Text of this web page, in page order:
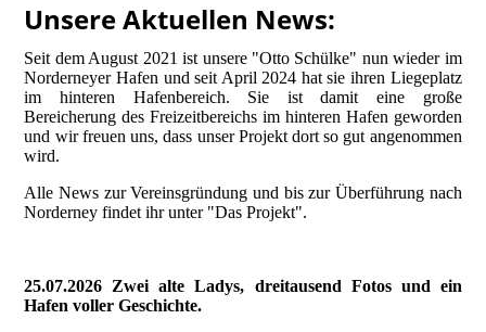
Unsere Aktuellen News:
Seit dem August 2021 ist unsere "Otto Schülke" nun wieder im
Norderneyer Hafen und seit April 2024 hat sie ihren Liegeplatz
im hinteren Hafenbereich. Sie ist damit eine große
Bereicherung des Freizeitbereichs im hinteren Hafen geworden
und wir freuen uns, dass unser Projekt dort so gut angenommen
wird.
Alle News zur Vereinsgründung und bis zur Überführung nach
Norderney findet ihr unter "Das Projekt".
25.07.2026 Zwei alte Ladys, dreitausend Fotos und ein
Hafen voller Geschichte.